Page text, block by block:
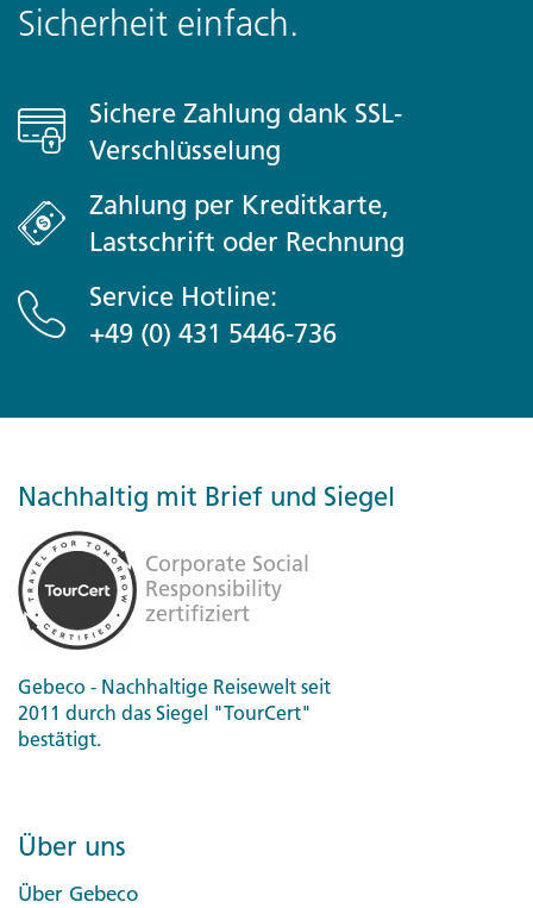
Sicherheit einfach.
Sichere Zahlung dank SSL-
Verschlüsselung
Zahlung per Kreditkarte,
Lastschrift oder Rechnung
Service Hotline:
+49 (0) 431 5446-736
Nachhaltig mit Brief und Siegel
Gebeco - Nachhaltige Reisewelt seit
2011 durch das Siegel "TourCert"
bestätigt.
Über uns
Über Gebeco